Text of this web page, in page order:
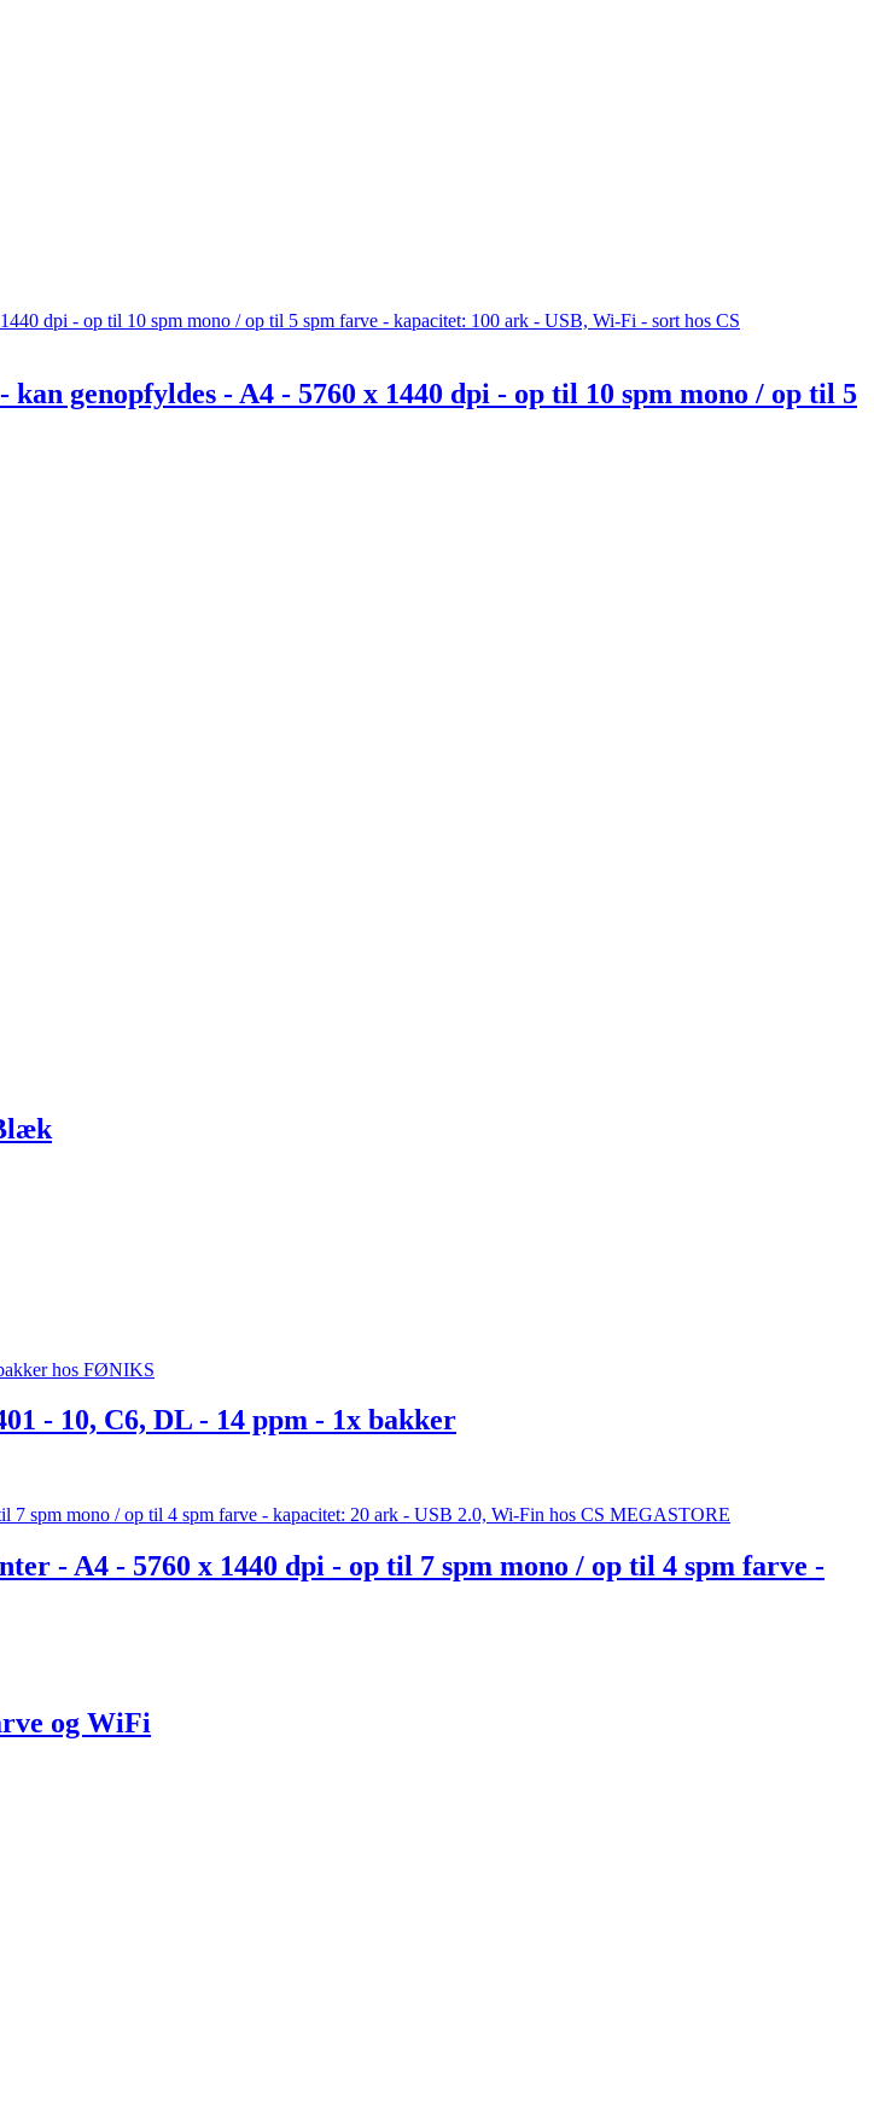
genopfyldes - A4 - 5760 x 1440 dpi - op til 10 spm mono / op til 5
- 10, C6, DL - 14 ppm - 1x bakker
- A4 - 5760 x 1440 dpi - op til 7 spm mono / op til 4 spm farve -
og WiFi